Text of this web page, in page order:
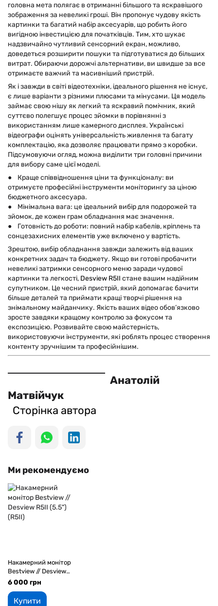
головна мета полягає в отриманні більшого та яскравішого
зображення за невеликі гроші. Він пропонує чудову якість
картинки та багатий набір аксесуарів, що робить його
вигідною інвестицією для початківців. Тим, хто шукає
надзвичайно чутливий сенсорний екран, можливо,
доведеться розширити пошуки та підготуватися до більших
витрат. Обираючи дорожчі альтернативи, ви швидше за все
отримаєте важчий та масивніший пристрій.
Як і завжди в світі відеотехніки, ідеального рішення не існує,
є лише варіанти з різними плюсами та мінусами. Ця модель
займає свою нішу як легкий та яскравий помічник, який
суттєво полегшує процес зйомки в порівнянні з
використанням лише камерного дисплея. Українські
відеографи оцінять універсальність живлення та багату
комплектацію, яка дозволяє працювати прямо з коробки.
Підсумовуючи огляд, можна виділити три головні причини
для вибору саме цієї моделі.
● Краще співвідношення ціни та функціоналу: ви
отримуєте професійні інструменти моніторингу за ціною
бюджетного аксесуара.
● Мінімальна вага: це ідеальний вибір для подорожей та
зйомок, де кожен грам обладнання має значення.
● Готовність до роботи: повний набір кабелів, кріплень та
сонцезахисних елементів уже включено у вартість.
Зрештою, вибір обладнання завжди залежить від ваших
конкретних задач та бюджету. Якщо ви готові пробачити
невеликі затримки сенсорного меню заради чудової
картинки та легкості, Desview R5II стане вашим надійним
супутником. Це чесний пристрій, який допомагає бачити
більше деталей та приймати кращі творчі рішення на
знімальному майданчику. Якість ваших відео обов’язково
зросте завдяки кращому контролю за фокусом та
експозицією. Розвивайте свою майстерність,
використовуючи інструменти, які роблять процес створення
контенту зручнішим та професійнішим.
Анатолій
Матвійчук
Сторінка автора
Ми рекомендуємо
Накамерний монітор
Bestview // Desview
R5II (5.5") (R5II)
6 000 грн
Купити